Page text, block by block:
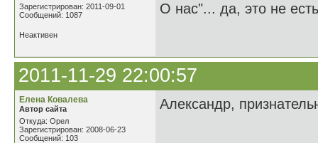
Зарегистрирован: 2011-09-01
Сообщений: 1087
О нас"... да, это не
Неактивен
2011-11-29 22:00:57
Елена Ковалева
Автор сайта
Откуда: Орел
Зарегистрирован: 2008-06-23
Сообщений: 103
Александр,